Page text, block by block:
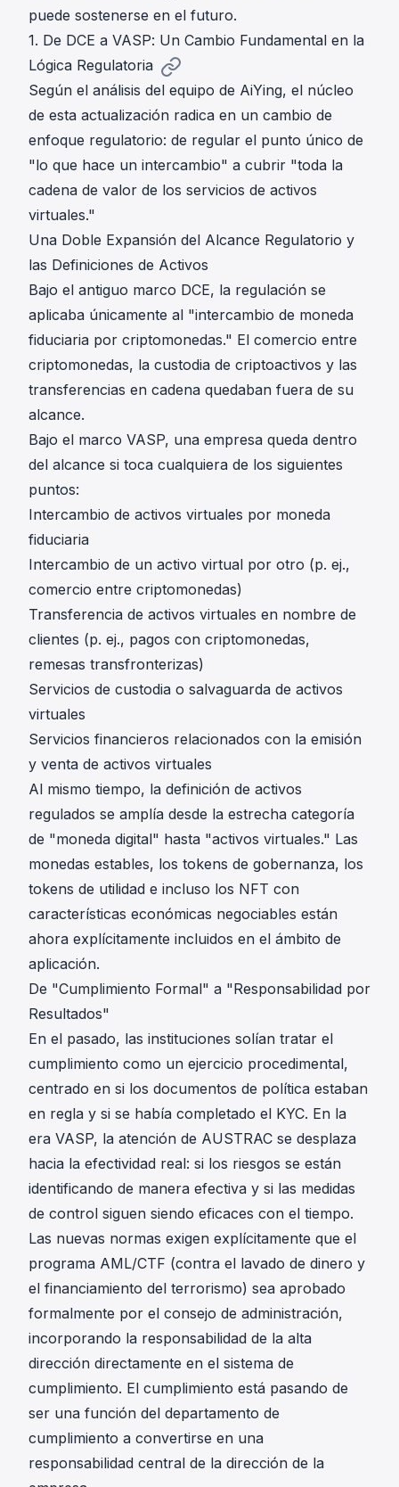
puede sostenerse en el futuro.
1. De DCE a VASP: Un Cambio Fundamental en la
Lógica Regulatoria
Según el análisis del equipo de AiYing, el núcleo
de esta actualización radica en un cambio de
enfoque regulatorio: de regular el punto único de
"lo que hace un intercambio" a cubrir "toda la
cadena de valor de los servicios de activos
virtuales."
Una Doble Expansión del Alcance Regulatorio y
las Definiciones de Activos
Bajo el antiguo marco DCE, la regulación se
aplicaba únicamente al "intercambio de moneda
fiduciaria por criptomonedas." El comercio entre
criptomonedas, la custodia de criptoactivos y las
transferencias en cadena quedaban fuera de su
alcance.
Bajo el marco VASP, una empresa queda dentro
del alcance si toca cualquiera de los siguientes
puntos:
Intercambio de activos virtuales por moneda
fiduciaria
Intercambio de un activo virtual por otro (p. ej.,
comercio entre criptomonedas)
Transferencia de activos virtuales en nombre de
clientes (p. ej., pagos con criptomonedas,
remesas transfronterizas)
Servicios de custodia o salvaguarda de activos
virtuales
Servicios financieros relacionados con la emisión
y venta de activos virtuales
Al mismo tiempo, la definición de activos
regulados se amplía desde la estrecha categoría
de "moneda digital" hasta "activos virtuales." Las
monedas estables, los tokens de gobernanza, los
tokens de utilidad e incluso los NFT con
características económicas negociables están
ahora explícitamente incluidos en el ámbito de
aplicación.
De "Cumplimiento Formal" a "Responsabilidad por
Resultados"
En el pasado, las instituciones solían tratar el
cumplimiento como un ejercicio procedimental,
centrado en si los documentos de política estaban
en regla y si se había completado el KYC. En la
era VASP, la atención de AUSTRAC se desplaza
hacia la efectividad real: si los riesgos se están
identificando de manera efectiva y si las medidas
de control siguen siendo eficaces con el tiempo.
Las nuevas normas exigen explícitamente que el
programa AML/CTF (contra el lavado de dinero y
el financiamiento del terrorismo) sea aprobado
formalmente por el consejo de administración,
incorporando la responsabilidad de la alta
dirección directamente en el sistema de
cumplimiento. El cumplimiento está pasando de
ser una función del departamento de
cumplimiento a convertirse en una
responsabilidad central de la dirección de la